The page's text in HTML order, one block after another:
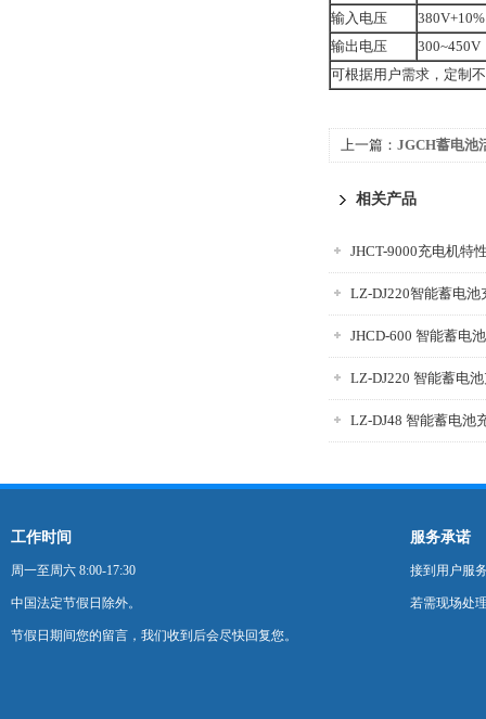
输入电压
380V+10%
输出电压
300~450V
可根据用户需求，定制
上一篇： JGCH蓄电池
相关产品
JHCT-9000充电机特
LZ-DJ220智能蓄电池
JHCD-600 智能蓄电
LZ-DJ220 智能蓄电
LZ-DJ48 智能蓄电池
工作时间
周一至周六 8:00-17:30
中国法定节假日除外。
节假日期间您的留言，我们收到后会尽快回复您。
服务承诺
接到用户服
若需现场处